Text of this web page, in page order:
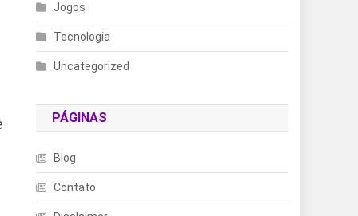
Jogos
Tecnologia
Uncategorized
PÁGINAS
Blog
Contato